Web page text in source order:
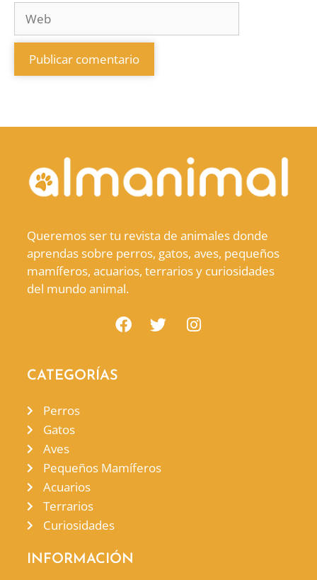
Queremos ser tu revista de animales donde
aprendas sobre perros, gatos, aves, pequeños
mamíferos, acuarios, terrarios y curiosidades
del mundo animal.
CATEGORÍAS
Perros
Gatos
Aves
Pequeños Mamíferos
Acuarios
Terrarios
Curiosidades
INFORMACIÓN